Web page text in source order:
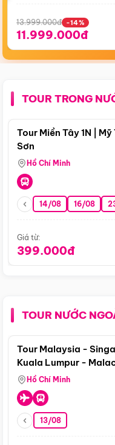
13.999.000đ -14%
11.999.000đ
TOUR TRONG
Tour Miền Tây 1N |
Sơn
Hồ Chí Minh
14/08 16/08
Giá từ:
399.000đ
TOUR NƯỚC
Tour Malaysia -
Kuala Lumpur -
Singapore
Hồ Chí Minh
13/08